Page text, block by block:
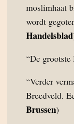
moslimhaat
wordt
Handelsblad
“De
“Verder
Breedveld.
Brussen)